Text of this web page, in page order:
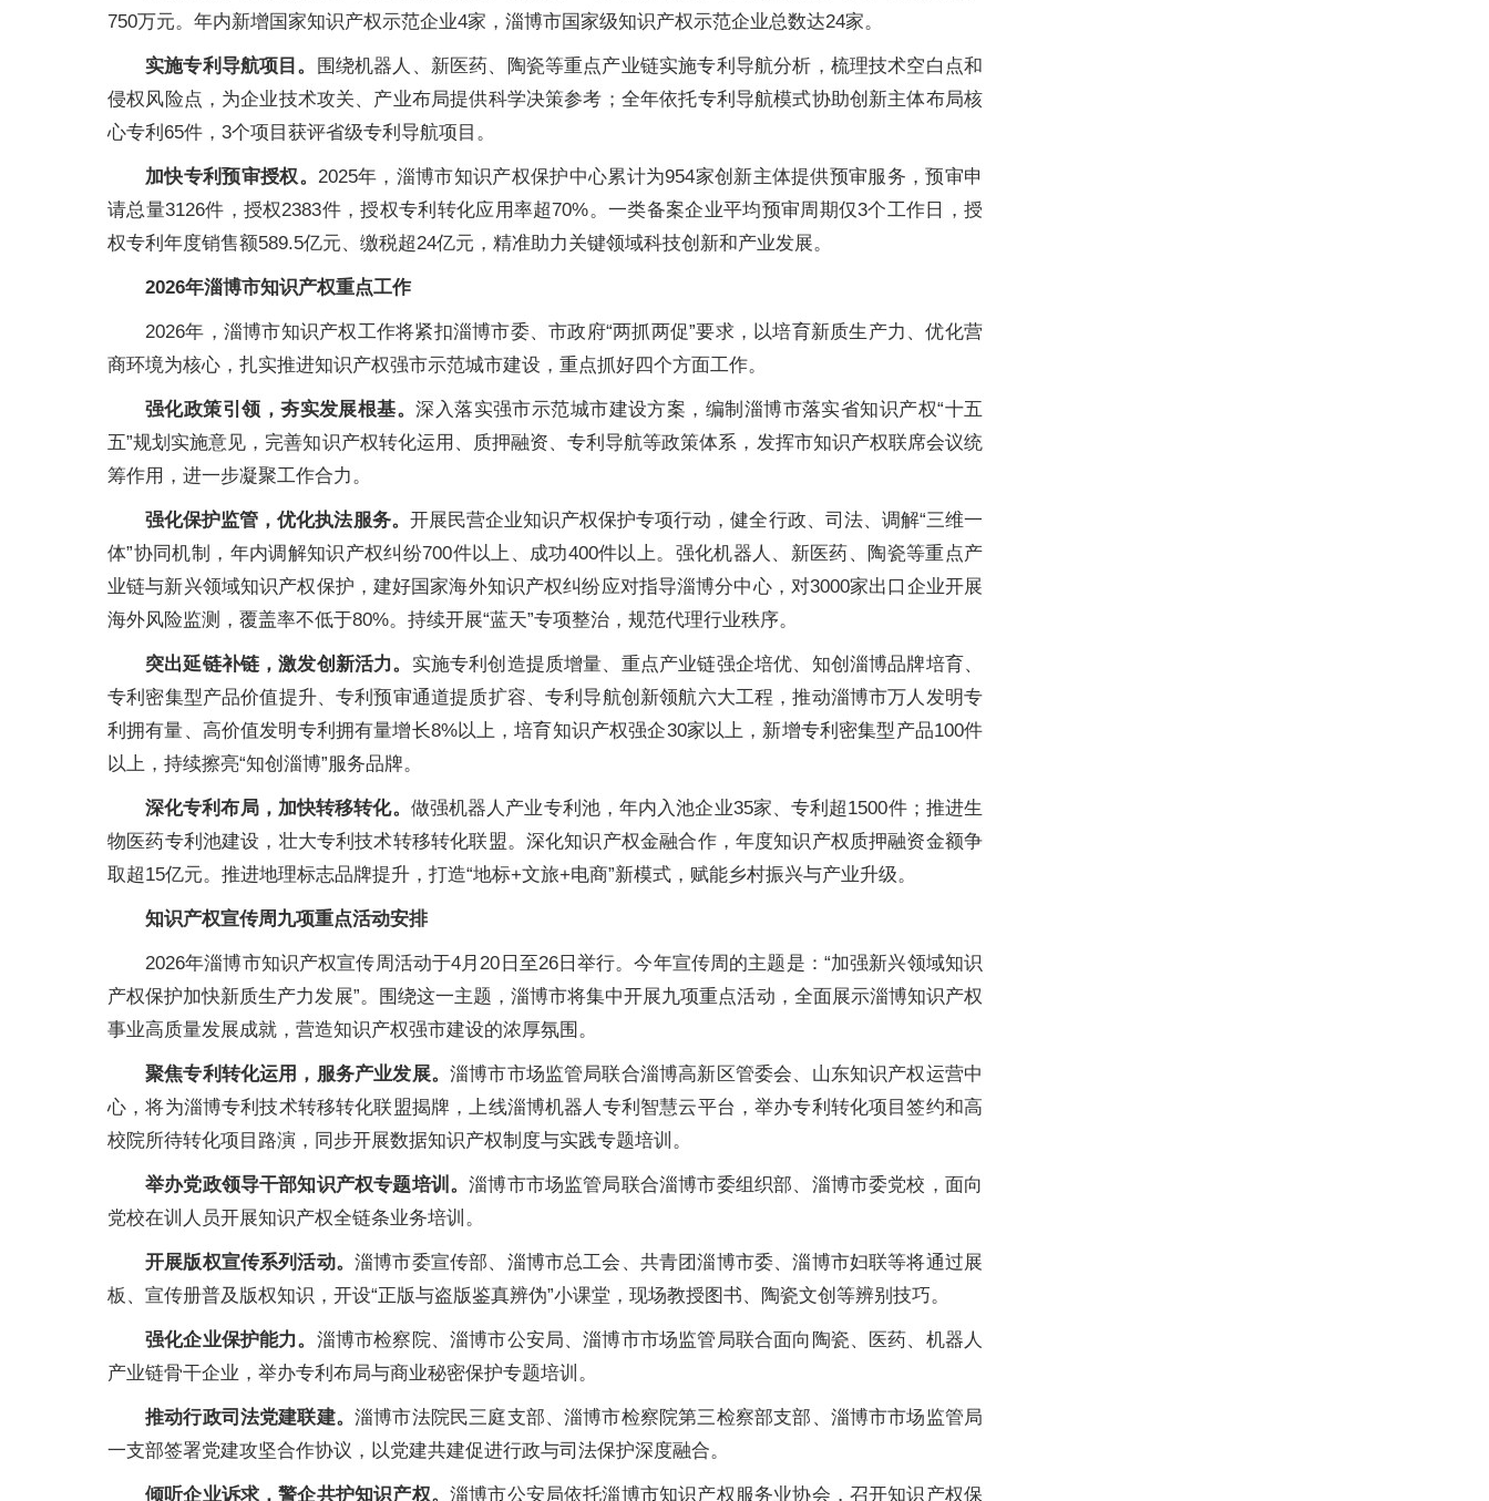
750万元。年内新增国家知识产权示范企业4家，淄博市国家级知识产权示范企业总数达24家。
实施专利导航项目。
围绕机器人、新医药、陶瓷等重点产业链实施专利导航分析，梳理技术空白点和
侵权风险点，为企业技术攻关、产业布局提供科学决策参考；全年依托专利导航模式协助创新主体布局核
心专利65件，3个项目获评省级专利导航项目。
加快专利预审授权。 2025年，淄博市知识产权保护中心累计为954家创新主体提供预审服务，预审申
请总量3126件，授权2383件，授权专利转化应用率超70%。一类备案企业平均预审周期仅3个工作日，授
权专利年度销售额589.5亿元、缴税超24亿元，精准助力关键领域科技创新和产业发展。
2026年淄博市知识产权重点工作
2026年，淄博市知识产权工作将紧扣淄博市委、市政府“两抓两促”要求，以培育新质生产力、优化营
商环境为核心，扎实推进知识产权强市示范城市建设，重点抓好四个方面工作。
强化政策引领，夯实发展根基。深入落实强市示范城市建设方案，编制淄博市落实省知识产权“十五
五”规划实施意见，完善知识产权转化运用、质押融资、专利导航等政策体系，发挥市知识产权联席会议统
筹作用，进一步凝聚工作合力。
强化保护监管，优化执法服务。 开展民营企业知识产权保护专项行动，健全行政、司法、调解“三维一
体”协同机制，年内调解知识产权纠纷700件以上、成功400件以上。强化机器人、新医药、陶瓷等重点产
业链与新兴领域知识产权保护，建好国家海外知识产权纠纷应对指导淄博分中心，对3000家出口企业开展
海外风险监测，覆盖率不低于80%。持续开展“蓝天”专项整治，规范代理行业秩序。
突出延链补链，激发创新活力。 实施专利创造提质增量、重点产业链强企培优、知创淄博品牌培育、
专利密集型产品价值提升、专利预审通道提质扩容、专利导航创新领航六大工程，推动淄博市万人发明专
利拥有量、高价值发明专利拥有量增长8%以上，培育知识产权强企30家以上，新增专利密集型产品100件
以上，持续擦亮“知创淄博”服务品牌。
深化专利布局，加快转移转化。 做强机器人产业专利池，年内入池企业35家、专利超1500件；推进生
物医药专利池建设，壮大专利技术转移转化联盟。深化知识产权金融合作，年度知识产权质押融资金额争
取超15亿元。推进地理标志品牌提升，打造“地标+文旅+电商”新模式，赋能乡村振兴与产业升级。
知识产权宣传周九项重点活动安排
2026年淄博市知识产权宣传周活动于4月20日至26日举行。今年宣传周的主题是：“加强新兴领域知识
产权保护加快新质生产力发展”。围绕这一主题，淄博市将集中开展九项重点活动，全面展示淄博知识产权
事业高质量发展成就，营造知识产权强市建设的浓厚氛围。
聚焦专利转化运用，服务产业发展。 淄博市市场监管局联合淄博高新区管委会、山东知识产权运营中
心，将为淄博专利技术转移转化联盟揭牌，上线淄博机器人专利智慧云平台，举办专利转化项目签约和高
校院所待转化项目路演，同步开展数据知识产权制度与实践专题培训。
举办党政领导干部知识产权专题培训。淄博市市场监管局联合淄博市委组织部、淄博市委党校，面向
党校在训人员开展知识产权全链条业务培训。
开展版权宣传系列活动。淄博市委宣传部、淄博市总工会、共青团淄博市委、淄博市妇联等将通过展
板、宣传册普及版权知识，开设“正版与盗版鉴真辨伪”小课堂，现场教授图书、陶瓷文创等辨别技巧。
强化企业保护能力。 淄博市检察院、淄博市公安局、淄博市市场监管局联合面向陶瓷、医药、机器人
产业链骨干企业，举办专利布局与商业秘密保护专题培训。
推动行政司法党建联建。淄博市法院民三庭支部、淄博市检察院第三检察部支部、淄博市市场监管局
一支部签署党建攻坚合作协议，以党建共建促进行政与司法保护深度融合。
倾听企业诉求，警企共护知识产权。 淄博市公安局依托淄博市知识产权服务业协会，召开知识产权保